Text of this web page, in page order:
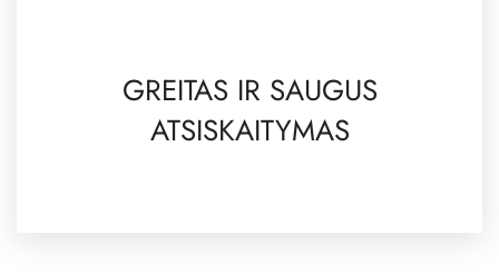
GREITAS IR SAUGUS
ATSISKAITYMAS